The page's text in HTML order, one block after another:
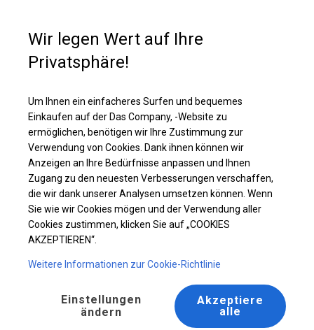
Ganzjährig geöffnete Zelthalle | 4x12 m
Wir legen Wert auf Ihre
Privatsphäre!
Um Ihnen ein einfacheres Surfen und bequemes
Einkaufen auf der Das Company, -Website zu
ermöglichen, benötigen wir Ihre Zustimmung zur
Verwendung von Cookies. Dank ihnen können wir
Anzeigen an Ihre Bedürfnisse anpassen und Ihnen
Zugang zu den neuesten Verbesserungen verschaffen,
die wir dank unserer Analysen umsetzen können. Wenn
Sie wie wir Cookies mögen und der Verwendung aller
Cookies zustimmen, klicken Sie auf „COOKIES
AKZEPTIEREN“.
Weitere Informationen zur Cookie-Richtlinie
Einstellungen
ändern
Akzeptiere
alle